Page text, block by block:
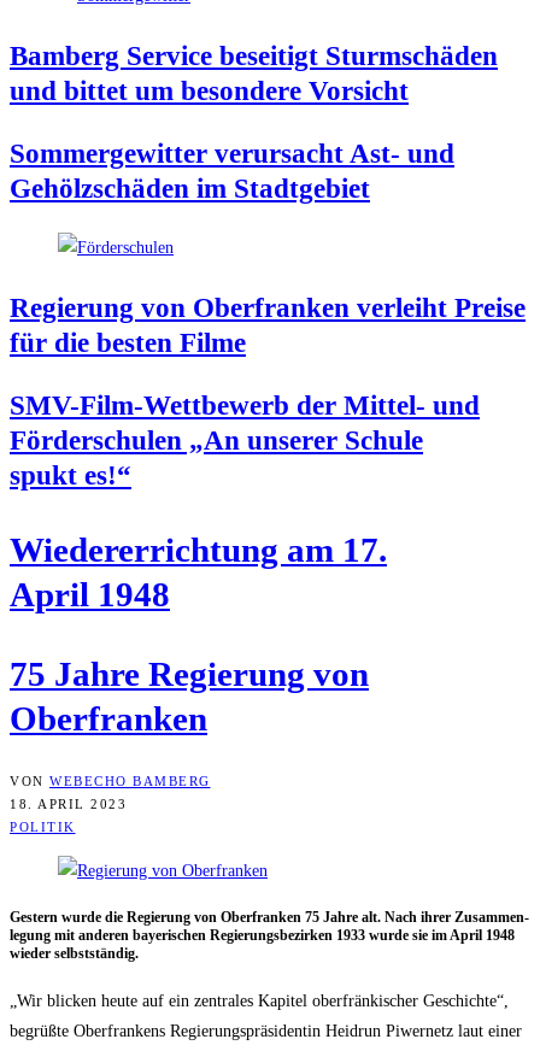
Bam­berg Ser­vice besei­tigt Sturm­schä­den
und bit­tet um beson­de­re Vorsicht
Som­mer­ge­wit­ter ver­ur­sacht Ast- und
Gehölz­schä­den im Stadtgebiet
Regie­rung von Ober­fran­ken ver­leiht Prei­se
für die bes­ten Filme
SMV-Film-Wett­be­werb der Mit­tel- und
För­der­schu­len „An unse­rer Schu­le
spukt es!“
Wie­der­errich­tung am 17.
April 1948
75 Jah­re Regie­rung von
Oberfranken
VON WEBECHO BAMBERG
18. APRIL 2023
POLITIK
Ges­tern wur­de die Regie­rung von Ober­fran­ken 75 Jah­re alt. Nach ihrer Zusam­men­
le­gung mit ande­ren baye­ri­schen Regie­rungs­be­zir­ken 1933 wur­de sie im April 1948
wie­der selbstständig.
„Wir bli­cken heu­te auf ein zen­tra­les Kapi­tel ober­frän­ki­scher Geschich­te“,
begrüß­te Ober­fran­kens Regie­rungs­prä­si­den­tin Heid­run Piwer­netz laut einer